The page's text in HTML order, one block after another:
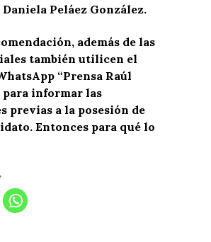
Daniela Peláez González.
además de las
también utilicen el
“Prensa Raúl
para informar las
previas a la posesión de
Entonces para qué lo